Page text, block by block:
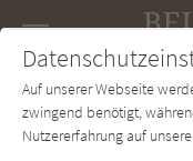
SUCHE
Auf unserer Webseite
zwingend benötigt,
Nutzererfahrung auf